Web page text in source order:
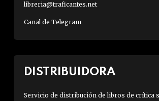
libreria@traficantes.net
Canal de Telegram
DISTRIBUIDORA
Servicio de distribución de libros de crítica